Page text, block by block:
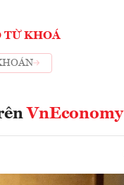
TỪ KHOÁ
VnEconomy